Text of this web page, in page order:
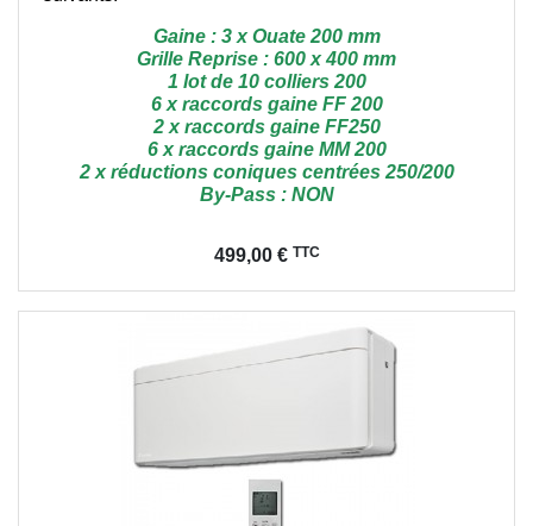
Gaine : 3 x Ouate 200 mm
Grille Reprise : 600 x 400 mm
1 lot de 10 colliers 200
6 x raccords gaine FF 200
2 x raccords gaine FF250
6 x raccords gaine MM 200
2 x réductions coniques centrées 250/200
By-Pass : NON
499,00 € TTC